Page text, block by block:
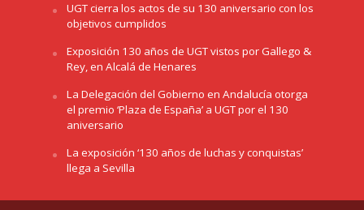
UGT cierra los actos de su 130 aniversario con los
objetivos cumplidos
Exposición 130 años de UGT vistos por Gallego &
Rey, en Alcalá de Henares
La Delegación del Gobierno en Andalucía otorga
el premio ‘Plaza de España’ a UGT por el 130
aniversario
La exposición ‘130 años de luchas y conquistas’
llega a Sevilla